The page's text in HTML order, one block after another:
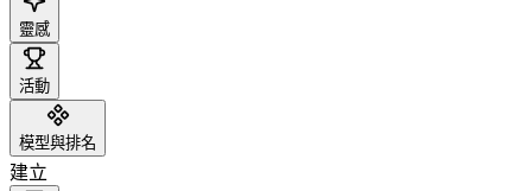
靈感
活動
模型與排名
建立